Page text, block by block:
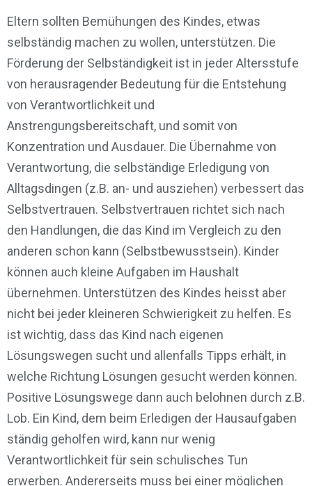
Eltern sollten Bemühungen des Kindes, etwas
selbständig machen zu wollen, unterstützen. Die
Förderung der Selbständigkeit ist in jeder Altersstufe
von herausragender Bedeutung für die Entstehung
von Verantwortlichkeit und
Anstrengungsbereitschaft, und somit von
Konzentration und Ausdauer. Die Übernahme von
Verantwortung, die selbständige Erledigung von
Alltagsdingen (z.B. an- und ausziehen) verbessert das
Selbstvertrauen. Selbstvertrauen richtet sich nach
den Handlungen, die das Kind im Vergleich zu den
anderen schon kann (Selbstbewusstsein). Kinder
können auch kleine Aufgaben im Haushalt
übernehmen. Unterstützen des Kindes heisst aber
nicht bei jeder kleineren Schwierigkeit zu helfen. Es
ist wichtig, dass das Kind nach eigenen
Lösungswegen sucht und allenfalls Tipps erhält, in
welche Richtung Lösungen gesucht werden können.
Positive Lösungswege dann auch belohnen durch z.B.
Lob. Ein Kind, dem beim Erledigen der Hausaufgaben
ständig geholfen wird, kann nur wenig
Verantwortlichkeit für sein schulisches Tun
erwerben. Andererseits muss bei einer möglichen